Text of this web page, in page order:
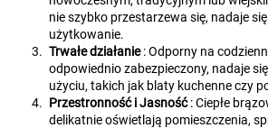
nie szybko przestarzewa się, nadaje
użytkowanie.
Trwałe działanie: Odporny na
odpowiednio zabezpieczony, nadaje
użyciu, takich jak blaty kuchenne czy
Przestronność i Jasność: Ciepłe
delikatnie oświetlają pomieszczenia,